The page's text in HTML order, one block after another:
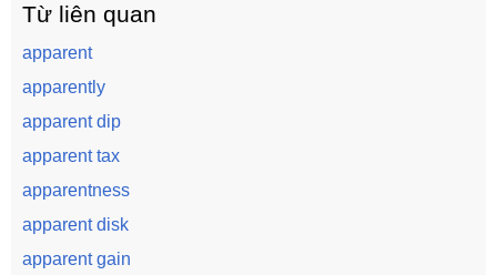
Từ liên quan
apparent
apparently
apparent dip
apparent tax
apparentness
apparent disk
apparent gain